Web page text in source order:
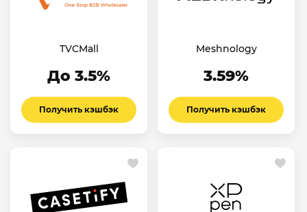
TVCMall
До 3.5%
Получить кэшбэк
Meshnology
3.59%
Получить кэшбэк